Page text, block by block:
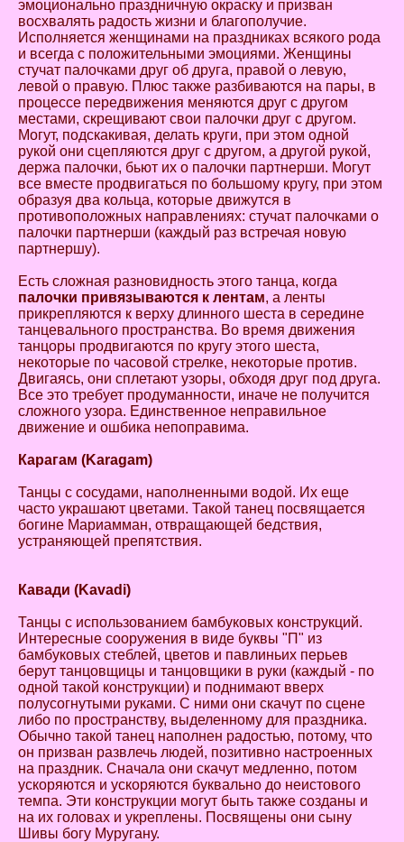
эмоционально праздничную окраску и призван
восхвалять радость жизни и благополучие.
Исполняется женщинами на праздниках всякого рода
и всегда с положительными эмоциями. Женщины
стучат палочками друг об друга, правой о левую,
левой о правую. Плюс также разбиваются на пары, в
процессе передвижения меняются друг с другом
местами, скрещивают свои палочки друг с другом.
Могут, подскакивая, делать круги, при этом одной
рукой они сцепляются друг с другом, а другой рукой,
держа палочки, бьют их о палочки партнерши. Могут
все вместе продвигаться по большому кругу, при этом
образуя два кольца, которые движутся в
противоположных направлениях: стучат палочками о
палочки партнерши (каждый раз встречая новую
партнершу).
Есть сложная разновидность этого танца, когда
палочки привязываются к лентам, а ленты
прикрепляются к верху длинного шеста в середине
танцевального пространства. Во время движения
танцоры продвигаются по кругу этого шеста,
некоторые по часовой стрелке, некоторые против.
Двигаясь, они сплетают узоры, обходя друг под друга.
Все это требует продуманности, иначе не получится
сложного узора. Единственное неправильное
движение и ошбика непоправима.
Карагам (Karagam)
Танцы с сосудами, наполненными водой. Их еще
часто украшают цветами. Такой танец посвящается
богине Мариамман, отвращающей бедствия,
устраняющей препятствия.
Кавади (Kavadi)
Танцы с использованием бамбуковых конструкций.
Интересные сооружения в виде буквы "П" из
бамбуковых стеблей, цветов и павлиньих перьев
берут танцовщицы и танцовщики в руки (каждый - по
одной такой конструкции) и поднимают вверх
полусогнутыми руками. С ними они скачут по сцене
либо по пространству, выделенному для праздника.
Обычно такой танец наполнен радостью, потому, что
он призван развлечь людей, позитивно настроенных
на праздник. Сначала они скачут медленно, потом
ускоряются и ускоряются буквально до неистового
темпа. Эти конструкции могут быть также созданы и
на их головах и укреплены. Посвящены они сыну
Шивы богу Муругану.